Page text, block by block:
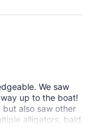
We saw
up to the boat!
also saw other
alligators, bald